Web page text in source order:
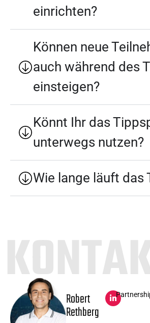
einrichten?
Können neue
auch während des
einsteigen?
Könnt Ihr das
unterwegs nutzen?
Wie lange läuft das
Robert
Rethberg